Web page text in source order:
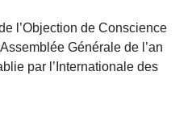
l’Objection de Conscience
Générale de l’an
par l’Internationale des